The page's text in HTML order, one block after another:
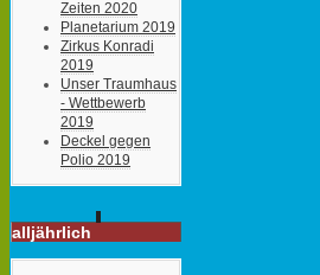
Zeiten 2020
Planetarium 2019
Zirkus Konradi
2019
Unser Traumhaus
- Wettbewerb
2019
Deckel gegen
Polio 2019
alljährlich